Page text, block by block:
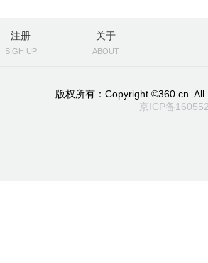
注册
SIGH UP
关于
ABOUT
版权所有：Copyright ©360.cn. All
京ICP备